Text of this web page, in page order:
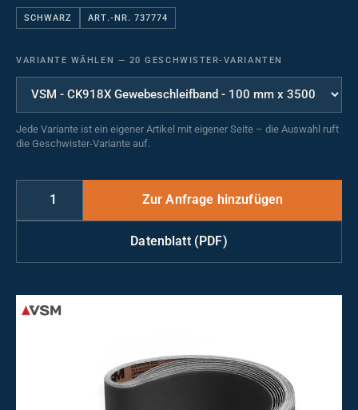
SCHWARZ ART.-NR. 737774
VARIANTE WÄHLEN — 20 GESCHWISTER-VARIANTEN
Jede Variante ist ein eigener Artikel mit eigener Seite – die Auswahl ruft
die Geschwister-Variante auf.
Datenblatt (PDF)